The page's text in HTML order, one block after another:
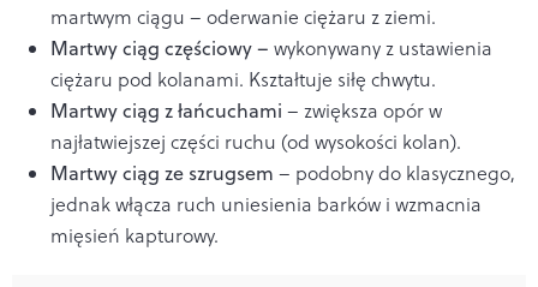
martwym ciągu – oderwanie ciężaru z ziemi.
Martwy ciąg częściowy – wykonywany z ustawienia
ciężaru pod kolanami. Kształtuje siłę chwytu.
Martwy ciąg złańcuchami – zwiększa opór w
najłatwiejszej części ruchu (od wysokości kolan).
Martwy ciąg ze szrugsem – podobny do klasycznego,
jednak włącza ruch uniesienia barków i wzmacnia
mięsień kapturowy.